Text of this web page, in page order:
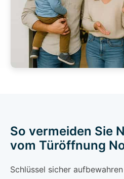
So vermeiden Sie
vom Türöffnung
Schlüssel sicher